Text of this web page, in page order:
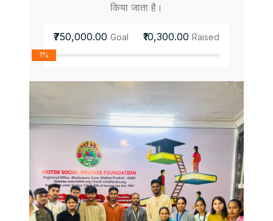
किया जाता है।
₹750,000.00 Goal ₹10,300.00 Raised
1%